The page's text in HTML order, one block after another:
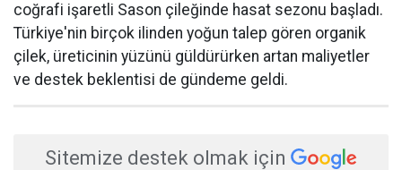
coğrafi işaretli Sason çileğinde hasat sezonu başladı.
Türkiye'nin birçok ilinden yoğun talep gören organik
çilek, üreticinin yüzünü güldürürken artan maliyetler
ve destek beklentisi de gündeme geldi.
Sitemize destek olmak için